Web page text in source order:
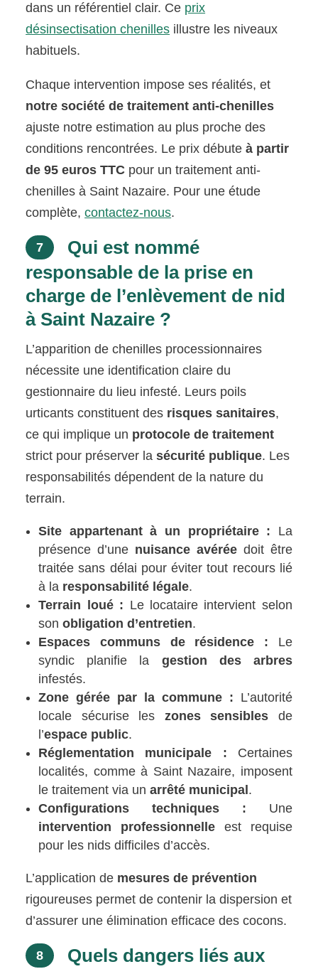
dans un référentiel clair. Ce prix
désinsectisation chenilles illustre les niveaux
habituels.
Chaque intervention impose ses réalités, et
notre société de traitement anti-chenilles
ajuste notre estimation au plus proche des
conditions rencontrées. Le prix débuteà partir
de 95 euros TTC pour un traitement anti-
chenilles à Saint Nazaire. Pour une étude
complète,contactez-nous.
7
Qui est nommé
responsable de la prise en
charge de l’enlèvement de nid
à Saint Nazaire ?
L’apparition de chenilles processionnaires
nécessite une identification claire du
gestionnaire du lieu infesté. Leurs poils
urticants constituent des risques sanitaires,
ce qui implique un protocole de traitement
strict pour préserver lasécurité publique. Les
responsabilités dépendent de la nature du
terrain.
Site appartenant à un propriétaire : La
présence d’une nuisance avérée doit être
traitée sans délai pour éviter tout recours lié
à la responsabilité légale.
Terrain loué : Le locataire intervient selon
sonobligation d’entretien.
Espaces communs de résidence : Le
syndic planifie la gestion des arbres
infestés.
Zone gérée par la commune : L’autorité
locale sécurise les zones sensibles de
l’espace public.
Réglementation municipale : Certaines
localités, comme à Saint Nazaire, imposent
le traitement via unarrêté municipal .
Configurations techniques : Une
intervention professionnelle est requise
pour les nids difficiles d’accès.
L’application de mesures de prévention
rigoureuses permet de contenir la dispersion et
d’assurer une élimination efficace des cocons.
8
Quels dangers liés aux